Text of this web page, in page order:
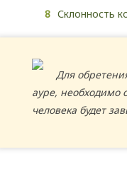
Склонность
Для
ауре, необходимо
человека будет